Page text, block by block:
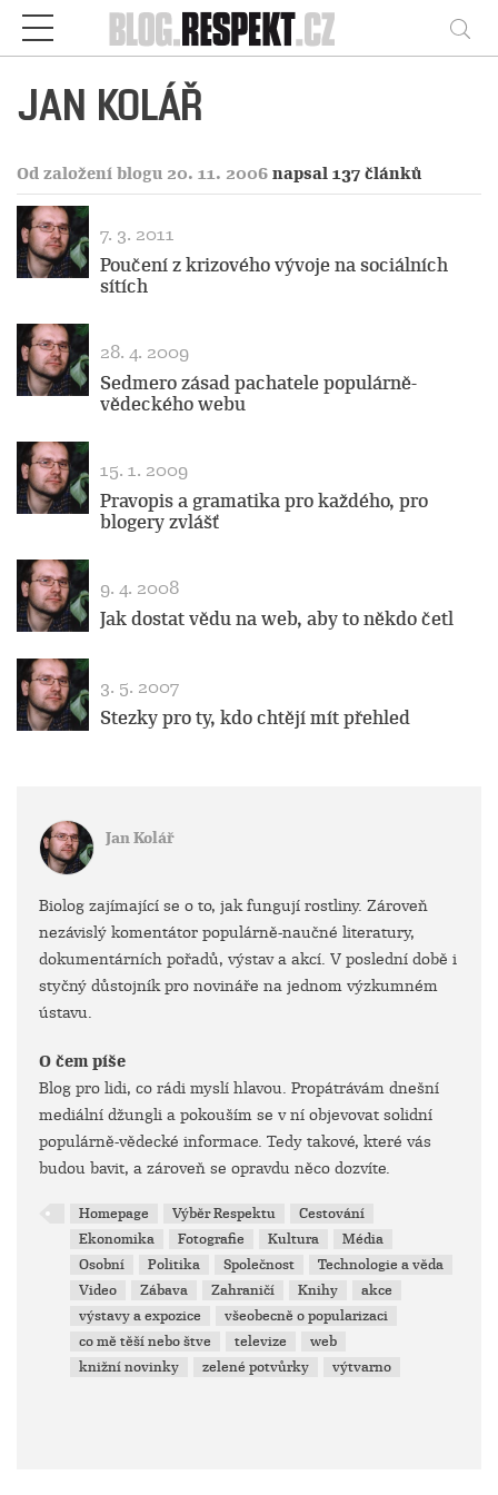
Respekt
JAN KOLÁŘ
Od založení blogu 20. 11. 2006 napsal 137 článků
7. 3. 2011
Poučení z krizového vývoje na sociálních
sítích
28. 4. 2009
Sedmero zásad pachatele populárně-
vědeckého webu
15. 1. 2009
Pravopis a gramatika pro každého, pro
blogery zvlášť
9. 4. 2008
Jak dostat vědu na web, aby to někdo četl
3. 5. 2007
Stezky pro ty, kdo chtějí mít přehled
Jan Kolář
Biolog zajímající se o to, jak fungují rostliny. Zároveň
nezávislý komentátor populárně-naučné literatury,
dokumentárních pořadů, výstav a akcí. V poslední době i
styčný důstojník pro novináře na jednom výzkumném
ústavu.
O čem píše
Blog pro lidi, co rádi myslí hlavou. Propátrávám dnešní
mediální džungli a pokouším se v ní objevovat solidní
populárně-vědecké informace. Tedy takové, které vás
budou bavit, a zároveň se opravdu něco dozvíte.
Homepage Výběr Respektu
Cestování
Ekonomika
Fotografie Kultura
Média
Osobní
Politika Společnost
Technologie a věda
Video
Zábava Zahraničí Knihy
akce
výstavy a expozice
všeobecně o popularizaci
co mě těší nebo štve
televize
web
knižní novinky
zelené potvůrky výtvarno